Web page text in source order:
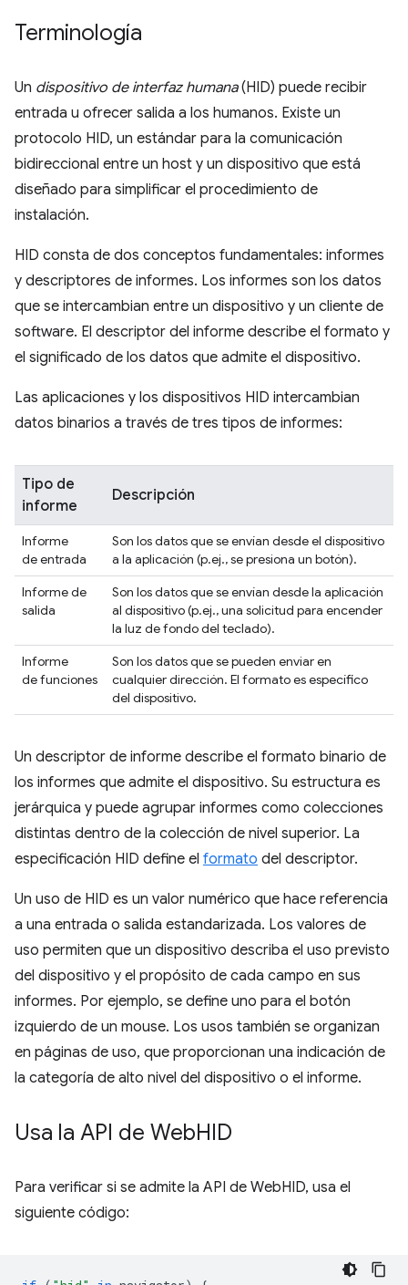
Terminología
Un dispositivo de interfaz humana(HID) puede recibir
entrada u ofrecer salida a los humanos. Existe un
protocolo HID, un estándar para la comunicación
bidireccional entre un host y un dispositivo que está
diseñado para simplificar el procedimiento de
instalación.
HID consta de dos conceptos fundamentales: informes
y descriptores de informes. Los informes son los datos
que se intercambian entre un dispositivo y un cliente de
software. El descriptor del informe describe el formato y
el significado de los datos que admite el dispositivo.
Las aplicaciones y los dispositivos HID intercambian
datos binarios a través de tres tipos de informes:
Tipo de
informe
Descripción
Informe
de entrada
Son los datos que se envían desde el dispositivo
a la aplicación (p.ej., se presiona un botón).
Informe de
salida
Son los datos que se envían desde la aplicación
al dispositivo (p.ej., una solicitud para encender
la luz de fondo del teclado).
Informe
de funciones
Son los datos que se pueden enviar en
cualquier dirección. El formato es específico
del dispositivo.
Un descriptor de informe describe el formato binario de
los informes que admite el dispositivo. Su estructura es
jerárquica y puede agrupar informes como colecciones
distintas dentro de la colección de nivel superior. La
especificación HID define el formato del descriptor.
Un uso de HID es un valor numérico que hace referencia
a una entrada o salida estandarizada. Los valores de
uso permiten que un dispositivo describa el uso previsto
del dispositivo y el propósito de cada campo en sus
informes. Por ejemplo, se define uno para el botón
izquierdo de un mouse. Los usos también se organizan
en páginas de uso, que proporcionan una indicación de
la categoría de alto nivel del dispositivo o el informe.
Usa la API de WebHID
Para verificar si se admite la API de WebHID, usa el
siguiente código: